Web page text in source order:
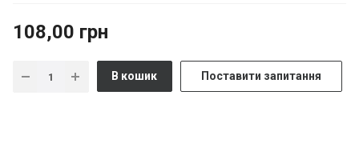
108,00 грн
В кошик Поставити запитання